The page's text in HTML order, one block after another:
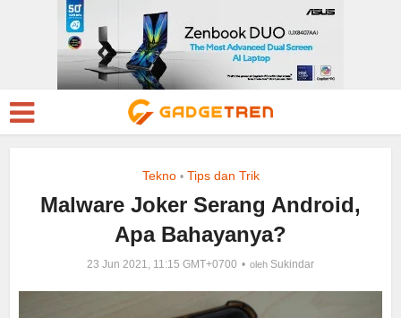
Tekno • Tips dan Trik
Malware Joker Serang Android,
Apa Bahayanya?
23 Jun 2021, 11:15 GMT+0700 oleh Sukindar